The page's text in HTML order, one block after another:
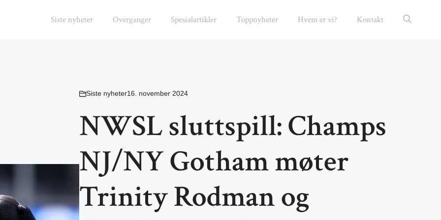
Siste nyheter Overganger Spesialartikler Toppnyheter Hvem er vi? Kontakt
Siste nyheter16. november 2024
NWSL sluttspill: Champs
NJ/NY Gotham møter
Trinity Rodman og